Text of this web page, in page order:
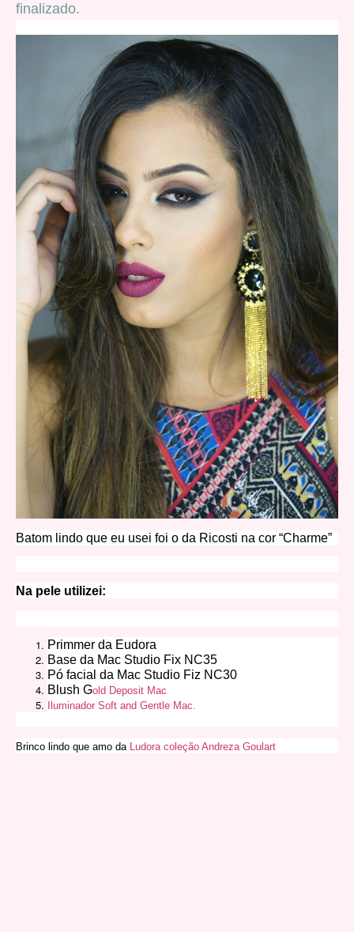
finalizado.
Batom lindo que eu usei foi o da Ricosti na cor “Charme”
Na pele utilizei:
Primmer da Eudora
Base da Mac Studio Fix NC35
Pó facial da Mac Studio Fiz NC30
Blush Gold Deposit Mac
Iluminador Soft and Gentle Mac.
Brinco lindo que amo daLudora coleção Andreza Goulart